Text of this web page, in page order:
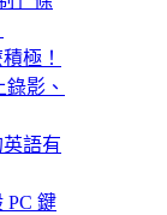
極！
錄影、
英語有
PC 鍵